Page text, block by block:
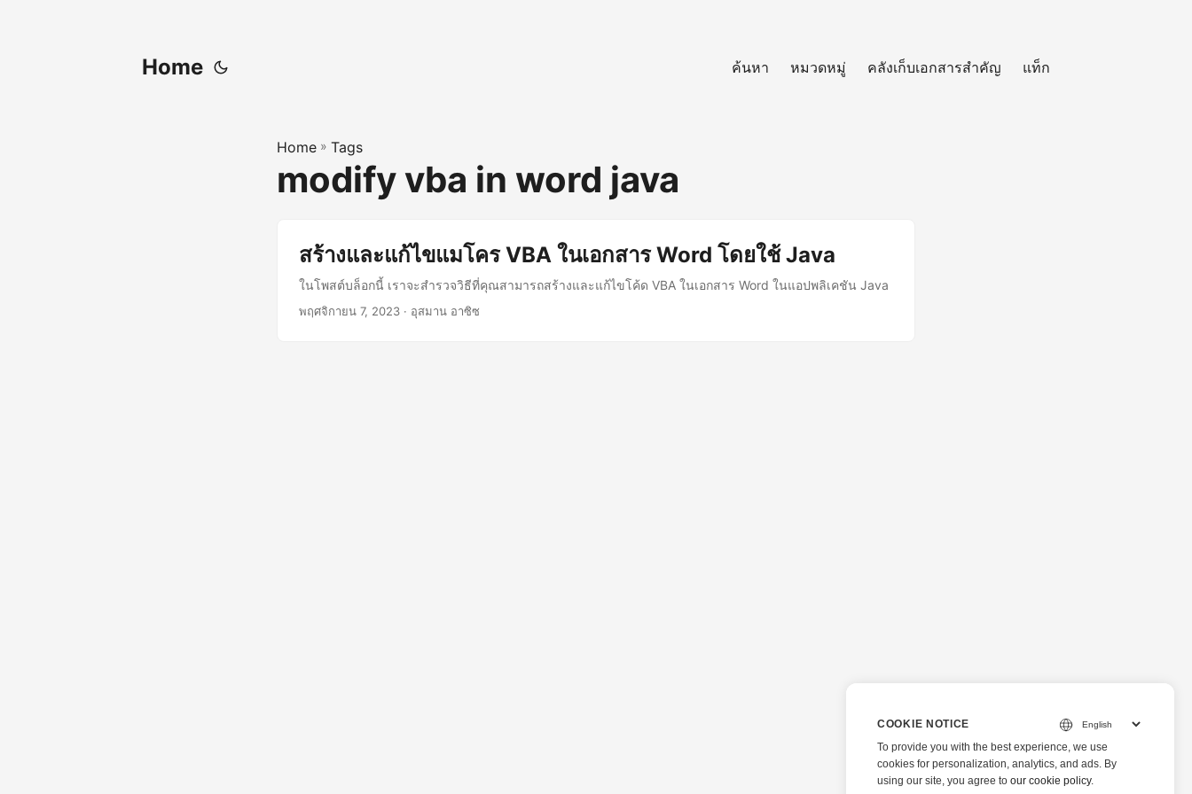
Home ค้นหา หมวดหมู่ คลังเก็บเอกสารสำคัญ แท็ก
Home » Tags
modify vba in word java
สร้างและแก้ไขแมโคร VBA ในเอกสาร Word โดยใช้ Java
ในโพสต์บล็อกนี้ เราจะสำรวจวิธีที่คุณสามารถสร้างและแก้ไขโค้ด VBA ในเอกสาร Word ในแอปพลิเคชัน Java
พฤศจิกายน 7, 2023 · อุสมาน อาซิซ
COOKIE NOTICE
To provide you with the best experience, we use
cookies for personalization, analytics, and ads. By
using our site, you agree to our cookie policy.